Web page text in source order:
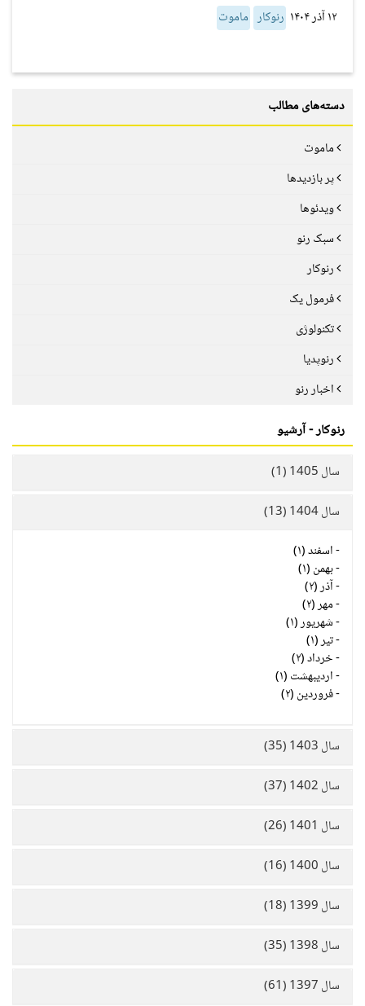
۱۲ آذر ۱۴۰۴ رنوکار ماموت
دسته‌های مطالب
ماموت
پر بازدیدها
ویدئوها
سبک رنو
رنوکار
فرمول یک
تکنولوژی
رنوپدیا
اخبار رنو
رنوکار - آرشیو
سال 1405 (1)
سال 1404 (13)
-اسفند (۱)
-بهمن (۱)
-آذر (۲)
-مهر (۲)
-شهریور (۱)
-تیر (۱)
-خرداد (۲)
-اردیبهشت (۱)
-فروردین (۲)
سال 1403 (35)
سال 1402 (37)
سال 1401 (26)
سال 1400 (16)
سال 1399 (18)
سال 1398 (35)
سال 1397 (61)